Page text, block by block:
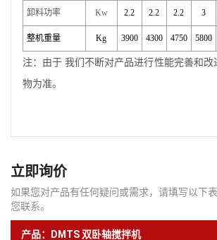
卸料功率 Kw 2.2 2.2 2.2 3
整机重量 Kg 3900 4300 4750 5800
注：由于 我们不断对产品进行性能完善和改
物为准。
立即询价
如果您对产品有任何疑问或需求，请填写以下
您联系。